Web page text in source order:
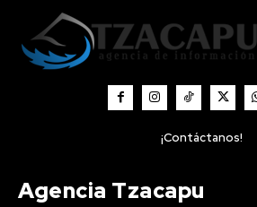
¡Contáctanos!
Agencia Tzacapu